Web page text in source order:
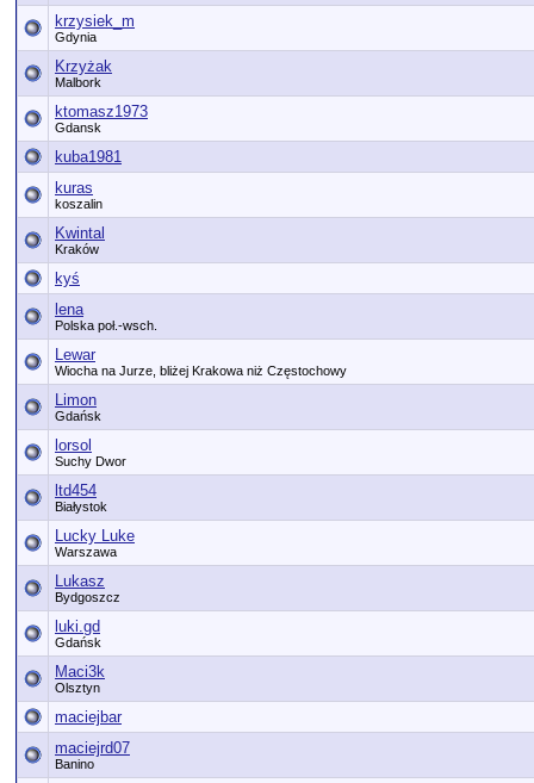
krzysiek_m
Gdynia
Krzyżak
Malbork
ktomasz1973
Gdansk
kuba1981
kuras
koszalin
Kwintal
Kraków
kyś
lena
Polska poł.-wsch.
Lewar
Wiocha na Jurze, bliżej Krakowa niż Częstochowy
Limon
Gdańsk
lorsol
Suchy Dwor
ltd454
Białystok
Lucky Luke
Warszawa
Lukasz
Bydgoszcz
luki.gd
Gdańsk
Maci3k
Olsztyn
maciejbar
maciejrd07
Banino